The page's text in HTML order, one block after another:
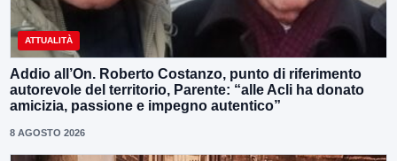
ATTUALITÀ
Addio all’On. Roberto Costanzo, punto di riferimento
autorevole del territorio, Parente: “alle Acli ha donato
amicizia, passione e impegno autentico”
8 AGOSTO 2026